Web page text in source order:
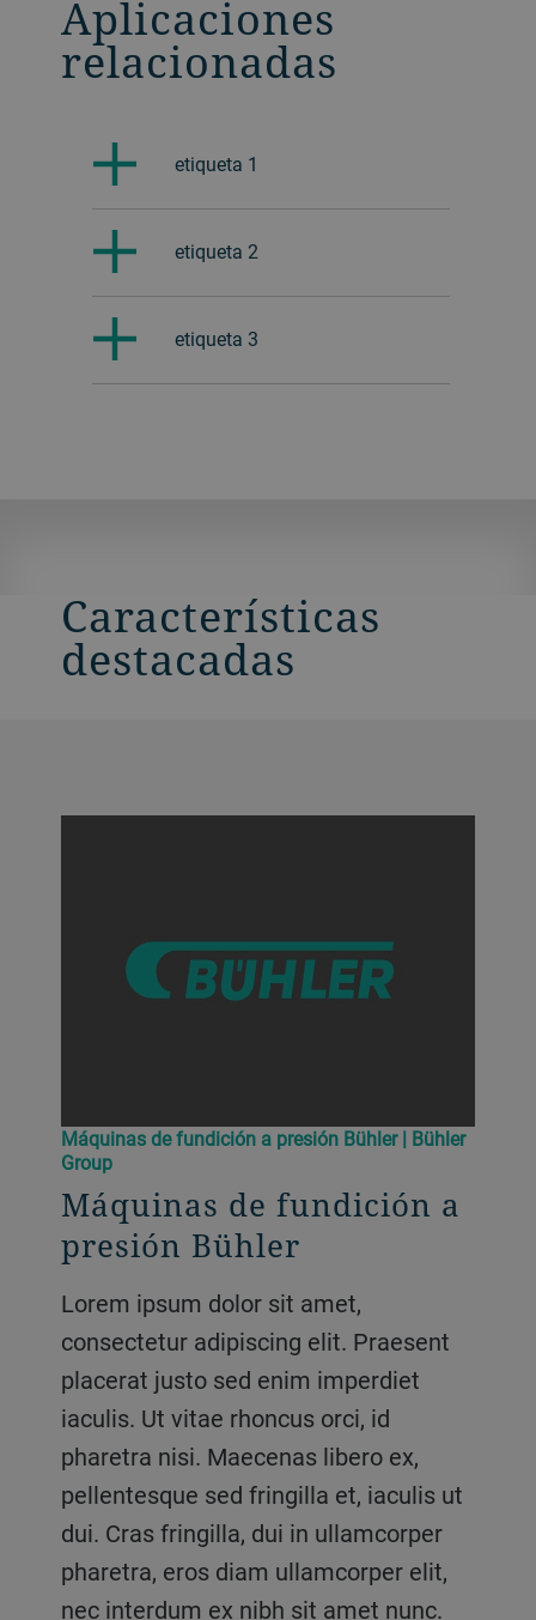
Aplicaciones
relacionadas
etiqueta 1
etiqueta 2
etiqueta 3
Características
destacadas
Máquinas de fundición a presión Bühler | Bühler
Group
Máquinas de fundición a
presión Bühler
Lorem ipsum dolor sit amet,
consectetur adipiscing elit. Praesent
placerat justo sed enim imperdiet
iaculis. Ut vitae rhoncus orci, id
pharetra nisi. Maecenas libero ex,
pellentesque sed fringilla et, iaculis ut
dui. Cras fringilla, dui in ullamcorper
pharetra, eros diam ullamcorper elit,
nec interdum ex nibh sit amet nunc.